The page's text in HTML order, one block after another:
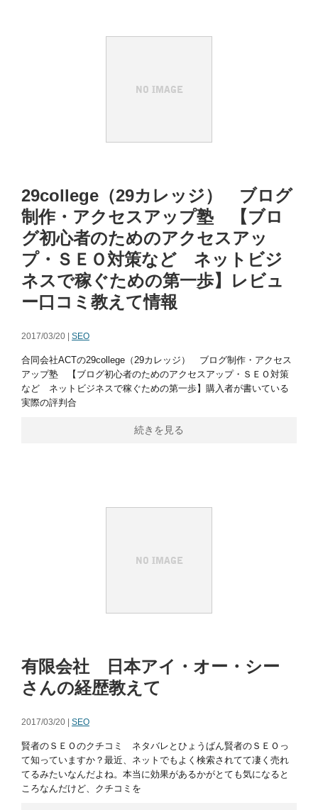
29college（29カレッジ） ブログ
制作・アクセスアップ塾 【ブロ
グ初心者のためのアクセスアッ
プ・ＳＥＯ対策など ネットビジ
ネスで稼ぐための第一歩】レビュ
ー口コミ教えて情報
2017/03/20 | SEO
合同会社ACTの29college（29カレッジ） ブログ制作・アクセス
アップ塾 【ブログ初心者のためのアクセスアップ・ＳＥＯ対策
など ネットビジネスで稼ぐための第一歩】購入者が書いている
実際の評判合
続きを見る
有限会社 日本アイ・オー・シー
さんの経歴教えて
2017/03/20 | SEO
賢者のＳＥＯのクチコミ ネタバレとひょうばん賢者のＳＥＯっ
て知っていますか？最近、ネットでもよく検索されてて凄く売れ
てるみたいなんだよね。本当に効果があるかがとても気になると
ころなんだけど、クチコミを